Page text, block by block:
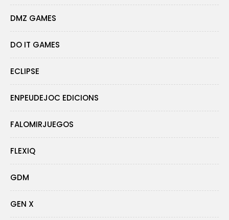
DMZ GAMES
DO IT GAMES
ECLIPSE
ENPEUDEJOC EDICIONS
FALOMIRJUEGOS
FLEXIQ
GDM
GEN X